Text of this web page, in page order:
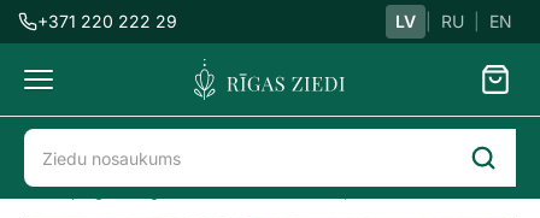
+371 220 222 29 LV RU EN
Ziedu
piegāde
Ziedu piegāde Rīgā 8. Marts 101 tulpe mix